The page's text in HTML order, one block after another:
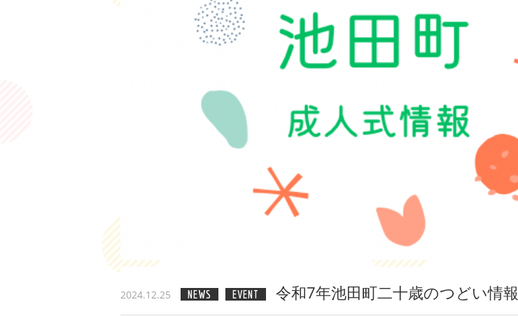
2024.12.25 NEWS EVENT 令和7年池田町二十歳のつどい情報